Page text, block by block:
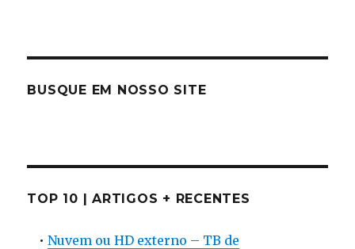
BUSQUE EM NOSSO SITE
TOP 10 | ARTIGOS + RECENTES
•Nuvem ou HD externo – TB de